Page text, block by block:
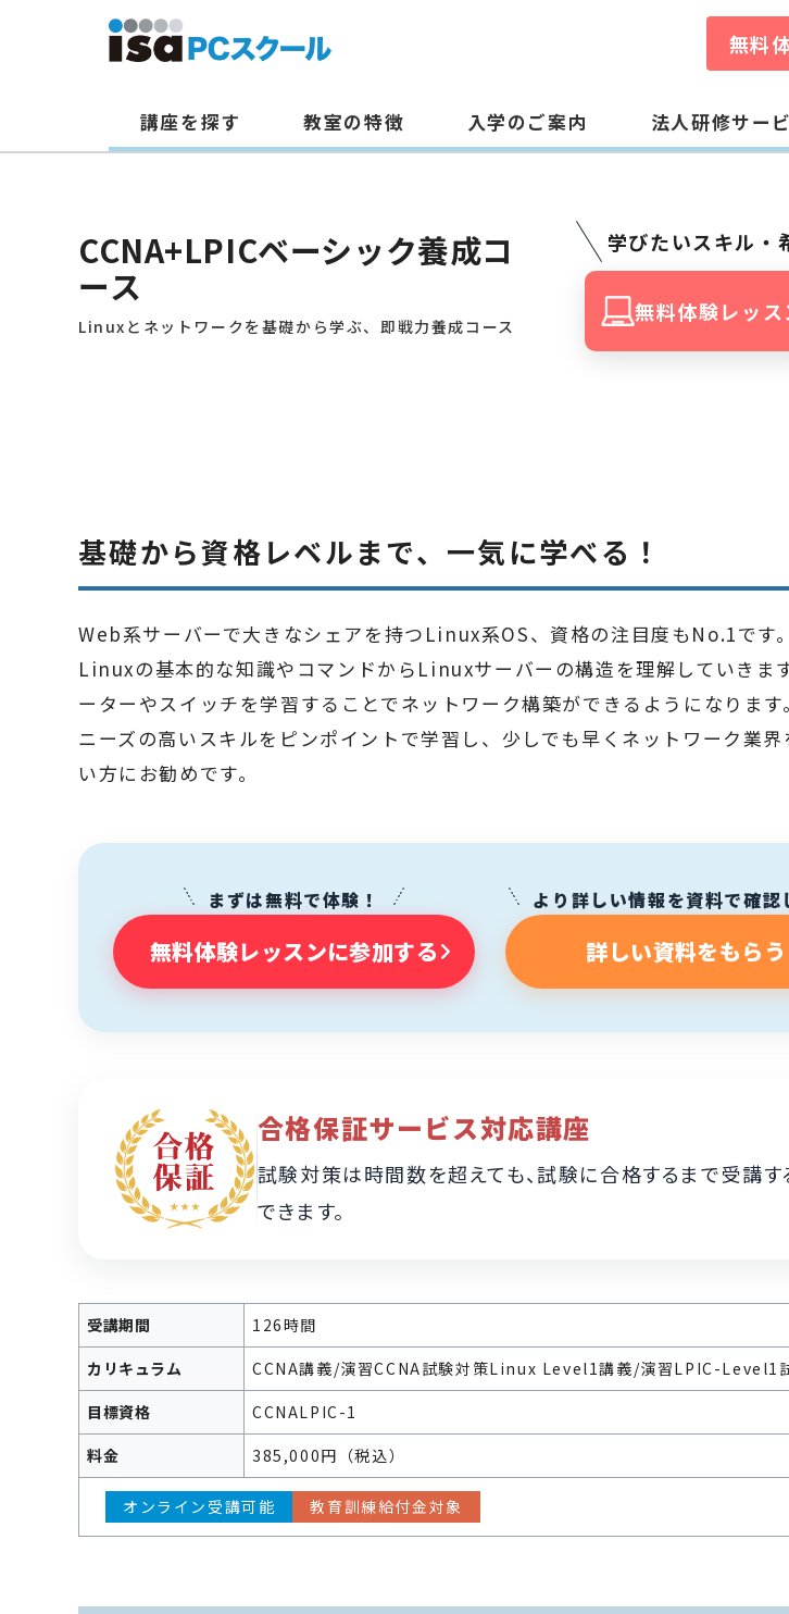
無料
講座を探す 教室の特徴 入学のご案内 法人研修サー
CCNA+LPICベーシック養成コ
ース
Linuxとネットワークを基礎から学ぶ、即戦力養成コース
学びたいスキル・
無料体験レッス
基礎から資格レベルまで、一気に学べる！
Web系サーバーで大きなシェアを持つLinux系OS、資格の注目度もNo.1です。
Linuxの基本的な知識やコマンドからLinuxサーバーの構造を理解していきま
ーターやスイッチを学習することでネットワーク構築ができるようになります。
ニーズの高いスキルをピンポイントで学習し、少しでも早くネットワーク業界
い方にお勧めです。
まずは無料で体験！
無料体験レッスンに参加する
より詳しい情報を資料で確認
詳しい資料をもらう
合格保証サービス対応講座
試験対策は時間数を超えても、試験に合格するまで受講す
できます。
受講期間
126時間
カリキュラム
CCNA講義/演習CCNA試験対策Linux Level1講義/演習LPIC-Level1
目標資格
CCNALPIC-1
料金
385,000円（税込）
オンライン受講可能 教育訓練給付金対象